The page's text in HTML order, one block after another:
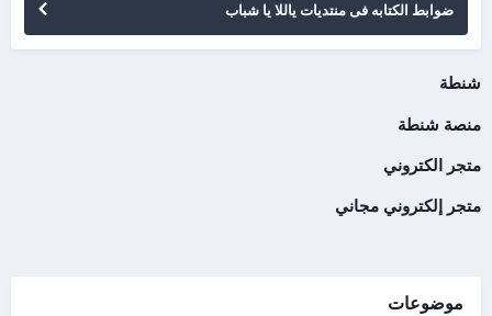
ضوابط الكتابه فى منتديات ياللا يا شباب
شنطة
منصة شنطة
متجر الكتروني
متجر إلكتروني مجاني
موضوعات